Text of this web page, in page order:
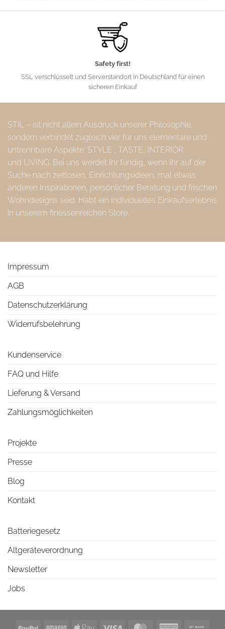
Safety first!
SSL verschlüsselt und Serverstandort in Deutschland für einen
sicheren Einkauf
STIL – ist nicht allein Ausdruck unserer Philosophie,
sondern verbindet zugleich vier für uns elementare und
untrennbare Aspekte: STYLE , TASTE, INTERIOR
und LIVING. Bei uns werdet Ihr fündig, wenn Ihr auf der
Suche nach zeitlosen, Einrichtungsideen, mal etwas
anderen Inspirationen, persönlicher Beratung und frischen
Wohndesigns seid. Habt ein individuelles Einkaufserlebnis
in unserem finessenreichen Store.
Impressum
AGB
Datenschutzerklärung
Widerrufsbelehrung
Kundenservice
FAQ und Hilfe
Lieferung & Versand
Zahlungsmöglichkeiten
Projekte
Presse
Blog
Kontakt
Batteriegesetz
Altgeräteverordnung
Newsletter
Jobs
PayPal Amazon Apple Visa MasterCardAmerican